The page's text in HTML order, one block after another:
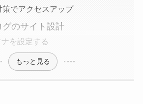
策でアクセスアップ
のサイト設計
を設定する
もっと見る